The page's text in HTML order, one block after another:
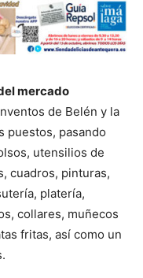
mercado
de Belén y la
puestos, pasando
utensilios de
cuadros, pinturas,
platería,
collares, muñecos
fritas, así como un